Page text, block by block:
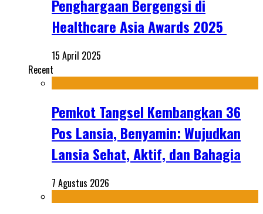
Penghargaan Bergengsi di
Healthcare Asia Awards 2025
15 April 2025
Recent
Pemkot Tangsel Kembangkan 36
Pos Lansia, Benyamin: Wujudkan
Lansia Sehat, Aktif, dan Bahagia
7 Agustus 2026